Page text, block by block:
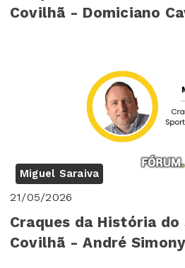
Covilhã - Domiciano
Miguel Saraiva
21/05/2026
Craques da História
Covilhã - André